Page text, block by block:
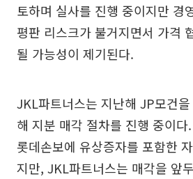
토하며 실사를 진행 중이지만 경
평판 리스크가 불거지면서 가격
될 가능성이 제기된다.
JKL파트너스는 지난해 JP모건
해 지분 매각 절차를 진행 중이
롯데손보에 유상증자를 포함한
지만, JKL파트너스는 매각을 앞